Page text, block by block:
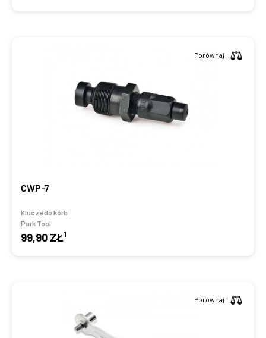
CWP-7
Klucze do korb
Park Tool
99,90 ZŁ1
Porównaj
Porównaj